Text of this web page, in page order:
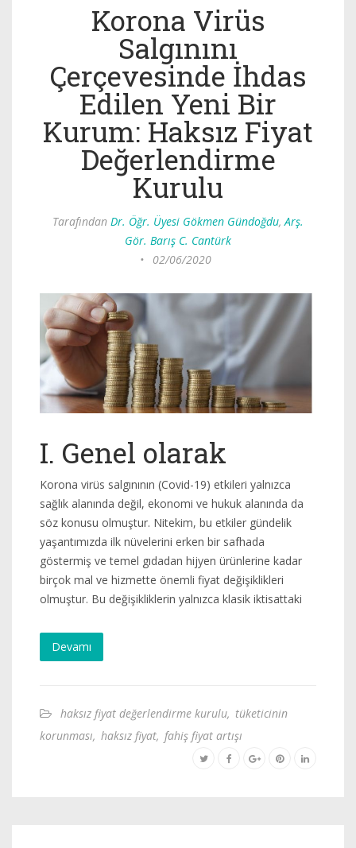
Korona Virüs
Salgınını
Çerçevesinde İhdas
Edilen Yeni Bir
Kurum: Haksız Fiyat
Değerlendirme
Kurulu
Tarafından Dr. Öğr. Üyesi Gökmen Gündoğdu, Arş.
Gör. Barış C. Cantürk
•
02/06/2020
I. Genel olarak
Korona virüs salgınının (Covid-19) etkileri yalnızca
sağlık alanında değil, ekonomi ve hukuk alanında da
söz konusu olmuştur. Nitekim, bu etkiler gündelik
yaşantımızda ilk nüvelerini erken bir safhada
göstermiş ve temel gıdadan hijyen ürünlerine kadar
birçok mal ve hizmette önemli fiyat değişiklikleri
olmuştur. Bu değişikliklerin yalnızca klasik iktisattaki
Devamı
haksız fiyat değerlendirme kurulu, tüketicinin
korunması, haksız fiyat, fahiş fiyat artışı